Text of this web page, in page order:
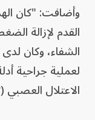
وأضافت: "كان
القدم لإزالة
لعملية جراحية
الاعتلال